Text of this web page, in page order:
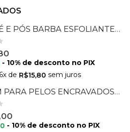
KIT PRÉ E PÓS BARBA ESFOLIANTE + SÉRUM + HIDRATANTE
- 10% de desconto no PIX
6x de R$15,80 sem juros
SÉRUM PARA PELOS ENCRAVADOS 30 ML - 08 UNIDADES
- 10% de desconto no PIX